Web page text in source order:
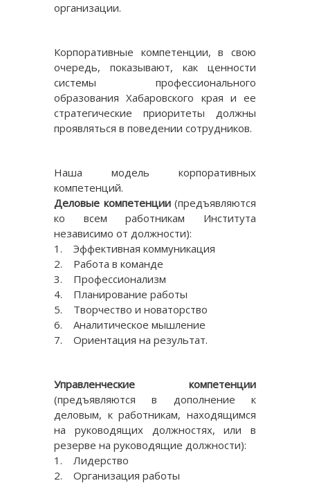
организации.
Корпоративные компетенции, в свою
очередь, показывают, как ценности
системы профессионального
образования Хабаровского края и ее
стратегические приоритеты должны
проявляться в поведении сотрудников.
Наша модель корпоративных
компетенций.
Деловые компетенции(предъявляются
ко всем работникам Института
независимо от должности):
1. Эффективная коммуникация
2. Работа в команде
3. Профессионализм
4. Планирование работы
5. Творчество и новаторство
6. Аналитическое мышление
7. Ориентация на результат.
Управленческие компетенции
(предъявляются в дополнение к
деловым, к работникам, находящимся
на руководящих должностях, или в
резерве на руководящие должности):
1. Лидерство
2. Организация работы